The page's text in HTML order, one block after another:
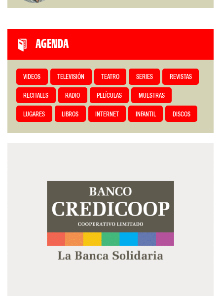
AGENDA
VIDEOS TELEVISIÓN TEATRO SERIES REVISTAS
RECITALES RADIO PELÍCULAS MUESTRAS
LUGARES LIBROS INTERNET INFANTIL DISCOS